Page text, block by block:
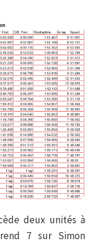
deux unités à
7 sur Simon